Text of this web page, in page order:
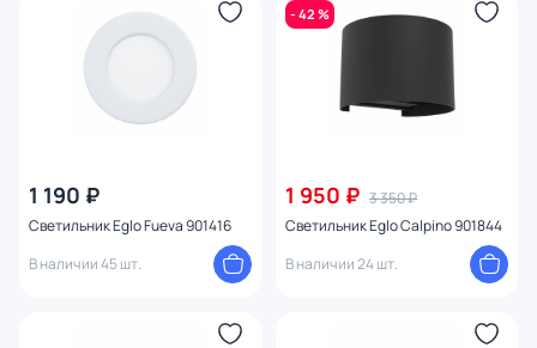
1 190 ₽
Светильник Eglo Fueva 901416
В наличии 45 шт.
- 42 %
1 950 ₽ 3 350 ₽
Светильник Eglo Calpino 901844
В наличии 24 шт.